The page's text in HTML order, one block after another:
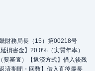
財務局長（15）第00218号
損害金】20.0%（実質年率）
要審査）【返済方式】借入後残
済期間・回数】借入直後最長